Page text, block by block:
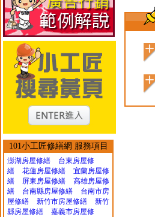
101小工匠修繕網 服務項目
澎湖房屋修繕
台東房屋修
繕
花蓮房屋修繕
宜蘭房屋修
繕
屏東房屋修繕
高雄房屋修
繕
台南縣房屋修繕
台南市房
屋修繕
新竹市房屋修繕
新竹
縣房屋修繕
嘉義市房屋修